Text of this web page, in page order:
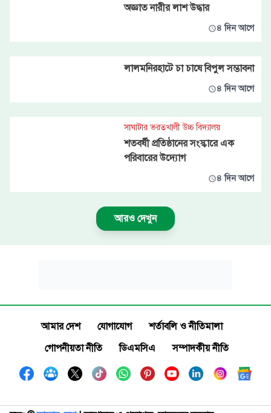
অজ্ঞাত নারীর লাশ উদ্ধার
৪ দিন আগে
লালমনিরহাটে চা চাষে বিপুল সম্ভাবনা
৪ দিন আগে
সাঘাটার ভরতখালী উচ্চ বিদ্যালয়
শতবর্ষী প্রতিষ্ঠানের সংস্কারে এক
পরিবারের উদ্যোগ
৪ দিন আগে
আরও দেখুন
আমার দেশ যোগাযোগ
শর্তাবলি ও নীতিমালা
গোপনীয়তা নীতি
ডিএমসিএ সম্পাদকীয় নীতি